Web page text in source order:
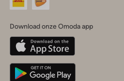
Nederland
Belgique(Français)
Deutschland
Download onze Omoda app